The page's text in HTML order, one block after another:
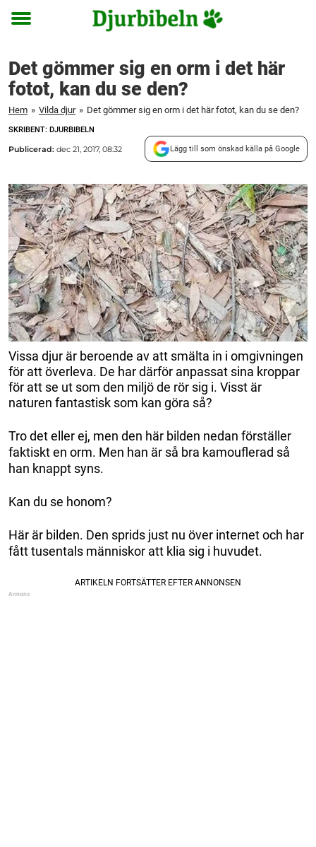
Toggle
Det gömmer sig en orm i det här
fotot, kan du se den?
Hem » Vilda djur » Det gömmer sig en orm i det här fotot, kan du se den?
SKRIBENT: DJURBIBELN
Publicerad: dec 21, 2017, 08:32 Lägg till som önskad källa på Google
Vissa djur är beroende av att smälta in i omgivningen
för att överleva. De har därför anpassat sina kroppar
för att se ut som den miljö de rör sig i. Visst är
naturen fantastisk som kan göra så?
Tro det eller ej, men den här bilden nedan förställer
faktiskt en orm. Men han är så bra kamouflerad så
han knappt syns.
Kan du se honom?
Här är bilden. Den sprids just nu över internet och har
fått tusentals människor att klia sig i huvudet.